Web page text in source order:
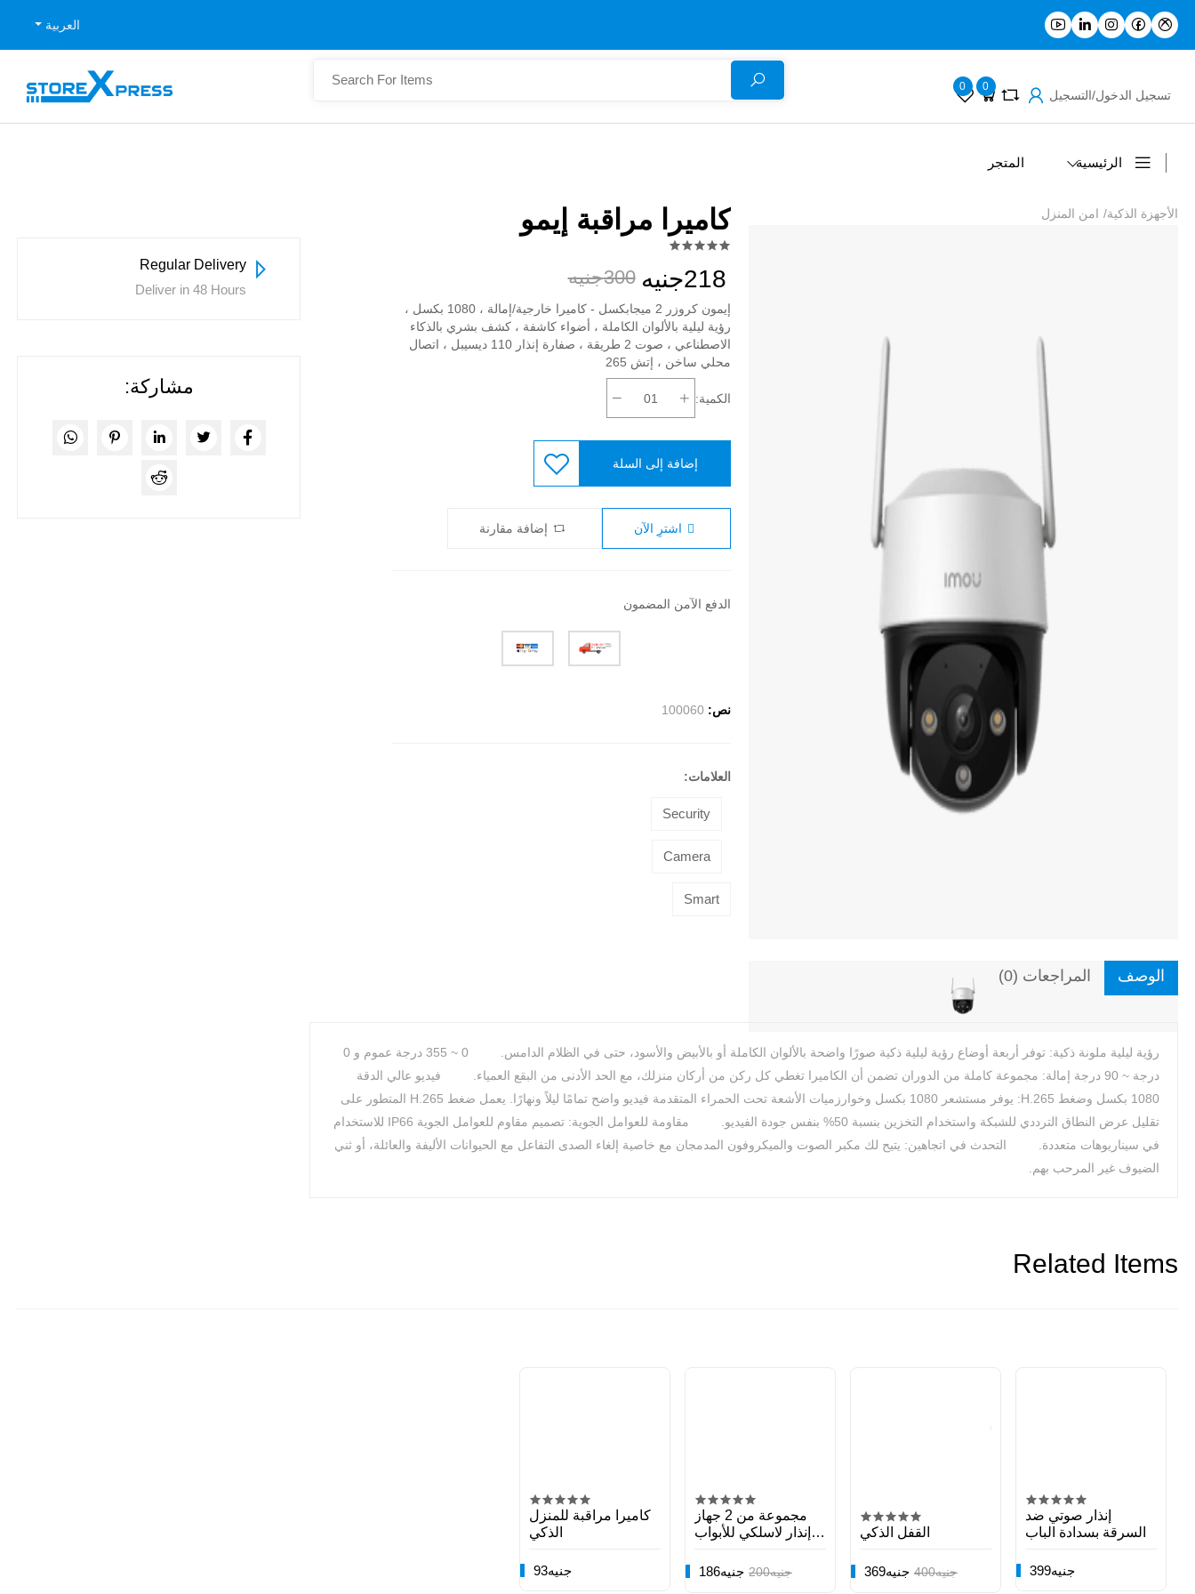
العربية
0 0
تسجيل الدخول/التسجيل
الرئيسية المتجر
الأجهزة الذكية/ امن المنزل كاميرا مراقبة إيمو
218جنيه 300جنيه
إيمون كروزر 2 ميجابكسل - كاميرا خارجية/إمالة ، 1080 بكسل ،
رؤية ليلية بالألوان الكاملة ، أضواء كاشفة ، كشف بشري بالذكاء
الاصطناعي ، صوت 2 طريقة ، صفارة إنذار 110 ديسيبل ، اتصال
محلي ساخن ، إتش 265
الكمية:
إضافة إلى السلة
اشترِ الآن إضافة مقارنة
الدفع الآمن المضمون
نص: 100060
العلامات:
Security
Camera
Smart
الوصف المراجعات (0)
رؤية ليلية ملونة ذكية: توفر أربعة أوضاع رؤية ليلية ذكية صورًا واضحة بالألوان الكاملة أو بالأبيض والأسود، حتى في الظلام الدامس. 0 ~ 355 درجة عموم و 0
درجة ~ 90 درجة إمالة: مجموعة كاملة من الدوران تضمن أن الكاميرا تغطي كل ركن من أركان منزلك، مع الحد الأدنى من البقع العمياء. فيديو عالي الدقة
1080 بكسل وضغط H.265: يوفر مستشعر 1080 بكسل وخوارزميات الأشعة تحت الحمراء المتقدمة فيديو واضح تمامًا ليلاً ونهارًا. يعمل ضغط H.265 المتطور على
تقليل عرض النطاق الترددي للشبكة واستخدام التخزين بنسبة 50% بنفس جودة الفيديو. مقاومة للعوامل الجوية: تصميم مقاوم للعوامل الجوية IP66 للاستخدام
في سيناريوهات متعددة. التحدث في اتجاهين: يتيح لك مكبر الصوت والميكروفون المدمجان مع خاصية إلغاء الصدى التفاعل مع الحيوانات الأليفة والعائلة، أو ثني
الضيوف غير المرحب بهم.
Regular Delivery
Deliver in 48 Hours
مشاركة:
Related Items
إنذار صوتي ضد
السرقة بسدادة الباب
399جنيه
القفل الذكي
369جنيه 400جنيه
مجموعة من 2 جهاز
إنذار لاسلكي للأبواب
186جنيه
200جنيه
كاميرا مراقبة للمنزل
الذكي
93جنيه